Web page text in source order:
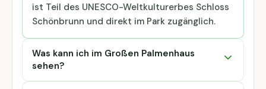
ist Teil des UNESCO-Weltkulturerbes Schloss
Schönbrunn und direkt im Park zugänglich.
Was kann ich im Großen Palmenhaus
sehen?